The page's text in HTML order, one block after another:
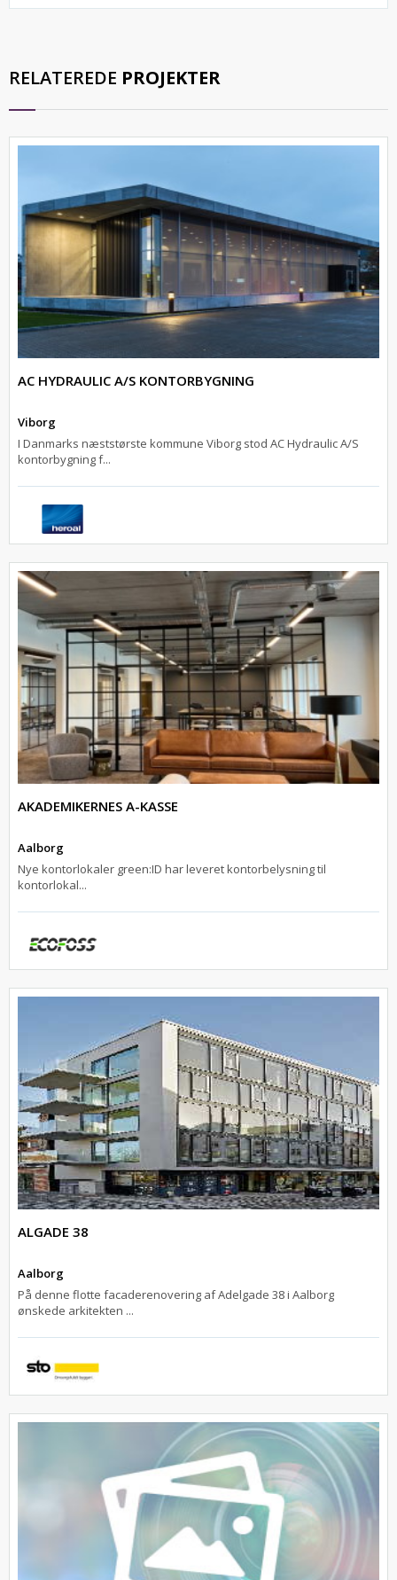
RELATEREDE PROJEKTER
AC HYDRAULIC A/S KONTORBYGNING
Viborg
I Danmarks næststørste kommune Viborg stod AC Hydraulic A/S
kontorbygning f...
AKADEMIKERNES A-KASSE
Aalborg
Nye kontorlokaler green:ID har leveret kontorbelysning til
kontorlokal...
ALGADE 38
Aalborg
På denne flotte facaderenovering af Adelgade 38 i Aalborg
ønskede arkitekten ...